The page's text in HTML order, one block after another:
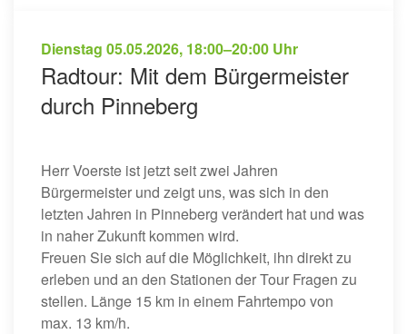
Dienstag 05.05.2026, 18:00–20:00 Uhr
Radtour: Mit dem Bürgermeister
durch Pinneberg
Herr Voerste ist jetzt seit zwei Jahren
Bürgermeister und zeigt uns, was sich in den
letzten Jahren in Pinneberg verändert hat und was
in naher Zukunft kommen wird.
Freuen Sie sich auf die Möglichkeit, ihn direkt zu
erleben und an den Stationen der Tour Fragen zu
stellen. Länge 15 km in einem Fahrtempo von
max. 13 km/h.